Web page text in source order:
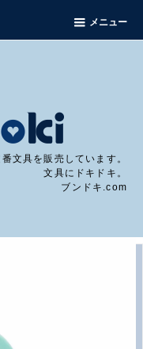
メニュー
文具を販売しています。
文具にドキドキ。
ブンドキ.com